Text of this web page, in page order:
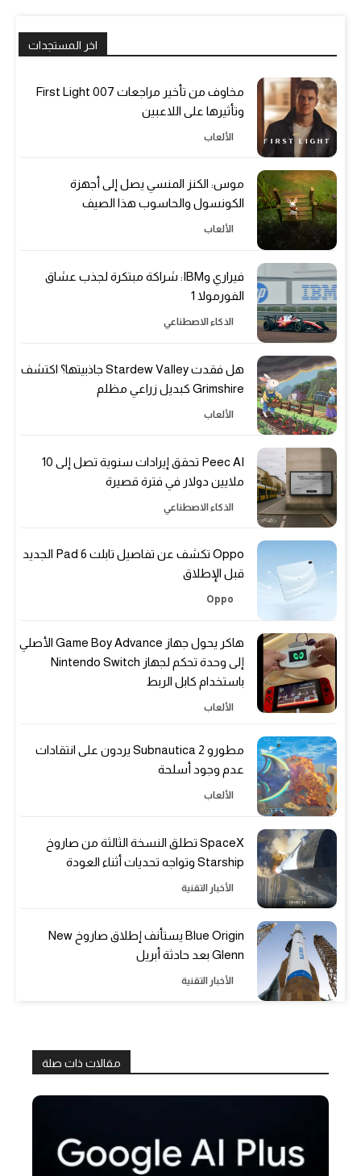
اخر المستجدات
مخاوف من تأخير مراجعات 007 First Light
وتأثيرها على اللاعبين
الألعاب
موس: الكنز المنسي يصل إلى أجهزة
الكونسول والحاسوب هذا الصيف
الألعاب
فيراري وIBM: شراكة مبتكرة لجذب عشاق
الفورمولا 1
الذكاء الاصطناعي
هل فقدت Stardew Valley جاذبيتها؟ اكتشف
Grimshire كبديل زراعي مظلم
الألعاب
Peec AI تحقق إيرادات سنوية تصل إلى 10
ملايين دولار في فترة قصيرة
الذكاء الاصطناعي
Oppo تكشف عن تفاصيل تابلت Pad 6 الجديد
قبل الإطلاق
Oppo
هاكر يحول جهاز Game Boy Advance الأصلي
إلى وحدة تحكم لجهاز Nintendo Switch
باستخدام كابل الربط
الألعاب
مطورو Subnautica 2 يردون على انتقادات
عدم وجود أسلحة
الألعاب
SpaceX تطلق النسخة الثالثة من صاروخ
Starship وتواجه تحديات أثناء العودة
الأخبار التقنية
Blue Origin يستأنف إطلاق صاروخ New
Glenn بعد حادثة أبريل
الأخبار التقنية
مقالات ذات صلة